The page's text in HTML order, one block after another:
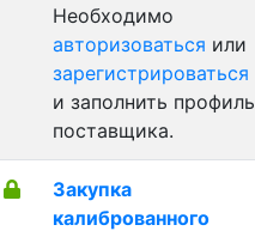
Необходимо
авторизоваться или
зарегистрироваться
и заполнить профиль
поставщика.
Закупка
калиброванного